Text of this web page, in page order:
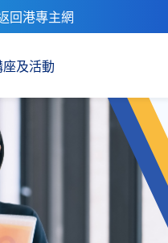
回港專主網
及活動